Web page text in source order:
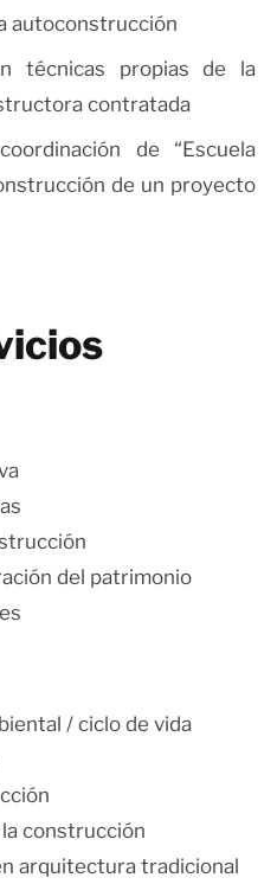
autoconstrucción
técnicas propias de la
contratada
de “Escuela
de un proyecto
del patrimonio
/ ciclo de vida
construcción
arquitectura tradicional